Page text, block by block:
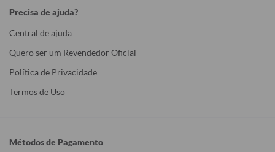
Precisa de ajuda?
Central de ajuda
Quero ser um Revendedor Oficial
Política de Privacidade
Termos de Uso
Métodos de Pagamento